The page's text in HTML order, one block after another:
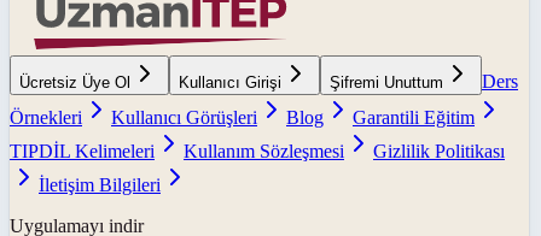
Ücretsiz Üye Ol Kullanıcı Girişi Şifremi Unuttum
Ders
Örnekleri
Kullanıcı Görüşleri Blog
Garantili Eğitim
TIPDİL Kelimeleri
Kullanım Sözleşmesi
Gizlilik Politikası
İletişim Bilgileri
Uygulamayı indir